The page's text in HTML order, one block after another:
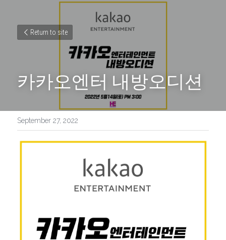
Return to site
카카오엔터 내방오디션
September 27, 2022